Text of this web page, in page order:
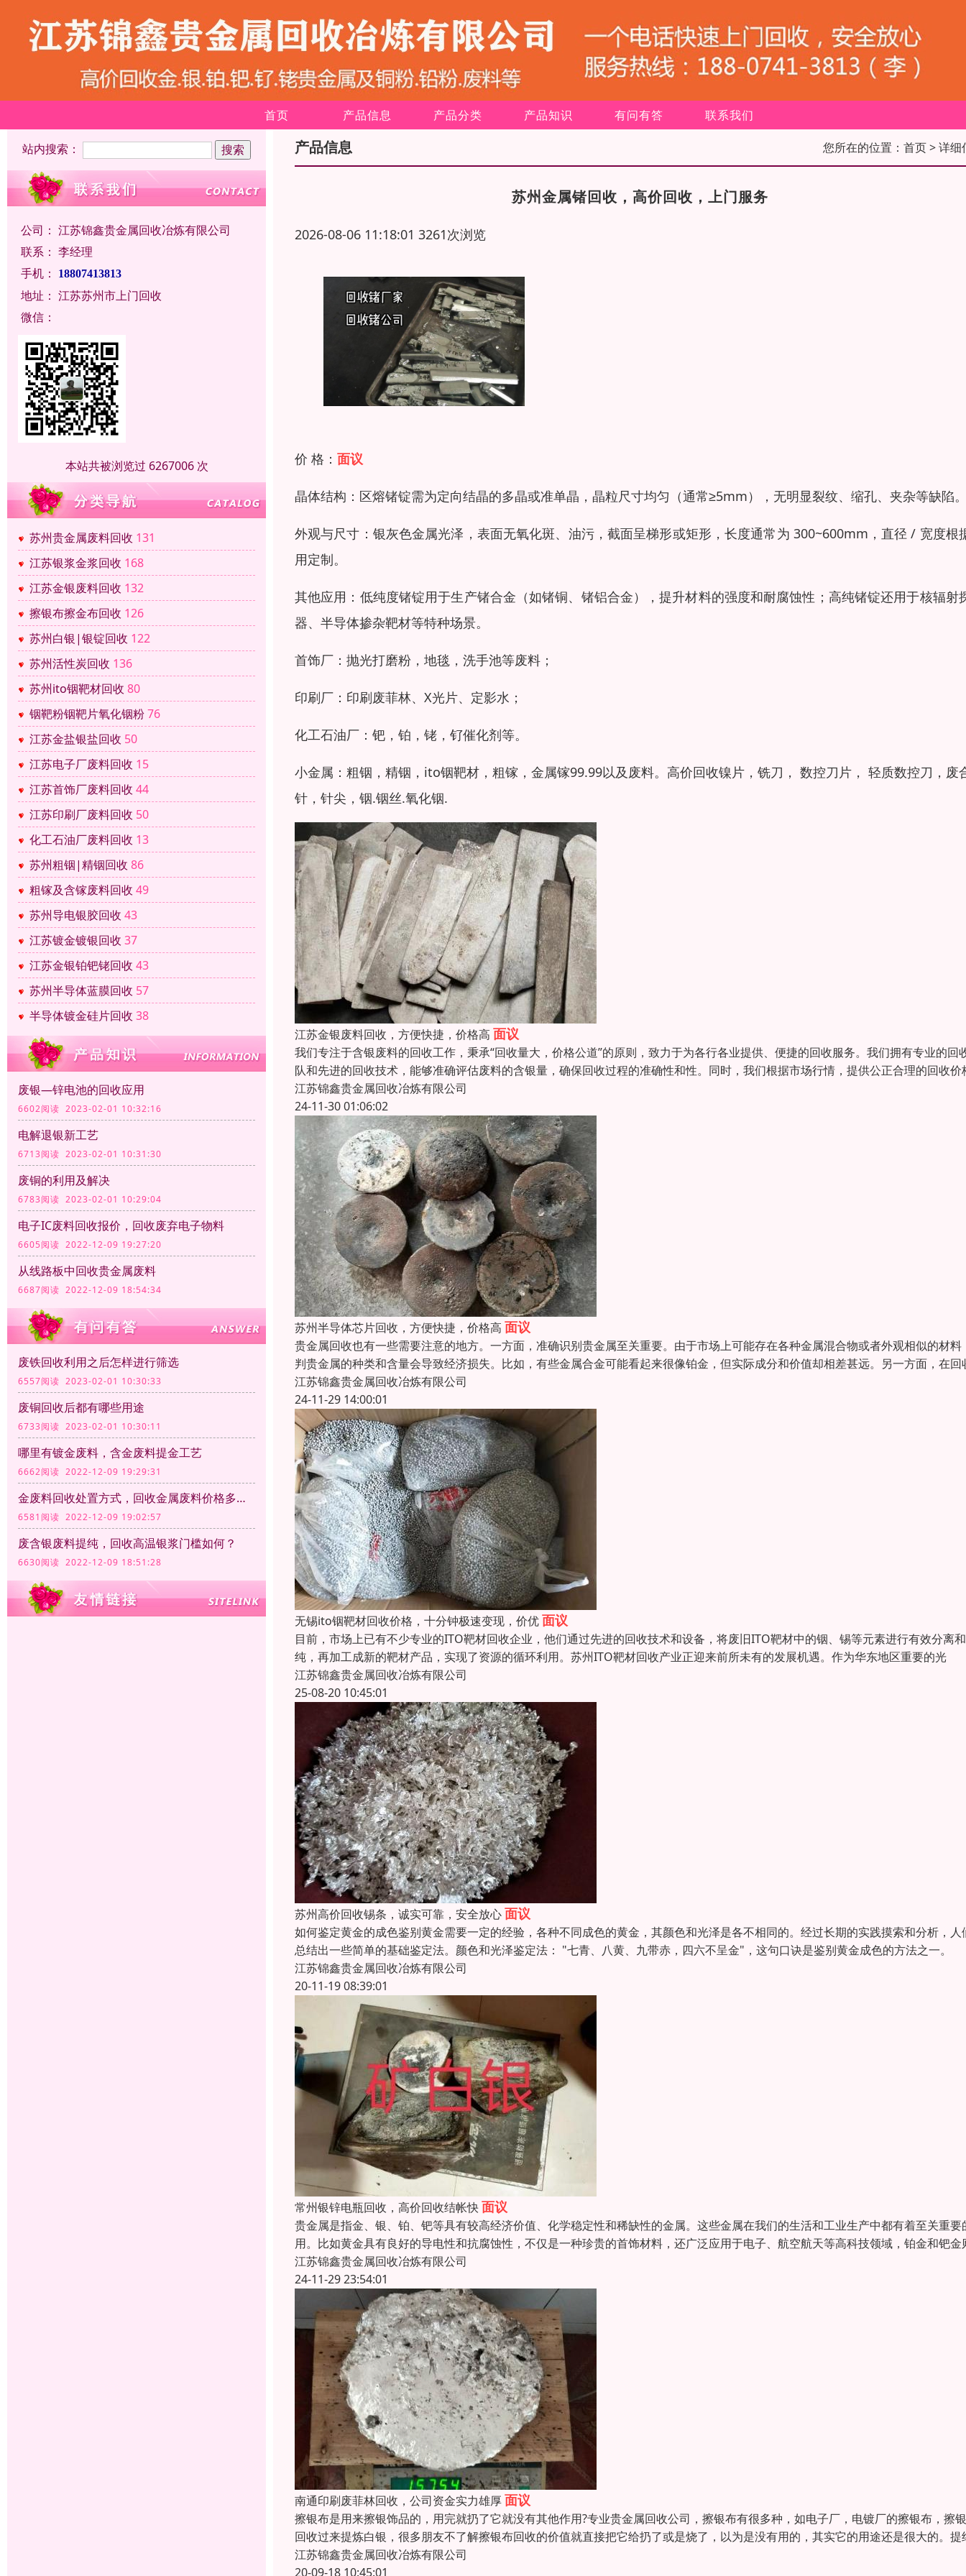
首页 产品信息 产品分类 产品知识 有问有答 联系我们
站内搜索：
公司： 江苏锦鑫贵金属回收冶炼有限公司
联系： 李经理
手机：
18807413813
地址： 江苏苏州市上门回收
微信：
本站共被浏览过 6267006 次
苏州贵金属废料回收 131
江苏银浆金浆回收 168
江苏金银废料回收 132
擦银布擦金布回收 126
苏州白银|银锭回收 122
苏州活性炭回收 136
苏州ito铟靶材回收 80
铟靶粉铟靶片氧化铟粉76
江苏金盐银盐回收 50
江苏电子厂废料回收 15
江苏首饰厂废料回收 44
江苏印刷厂废料回收 50
化工石油厂废料回收 13
苏州粗铟|精铟回收 86
粗镓及含镓废料回收 49
苏州导电银胶回收 43
江苏镀金镀银回收 37
江苏金银铂钯铑回收 43
苏州半导体蓝膜回收 57
半导体镀金硅片回收 38
废银—锌电池的回收应用
6602阅读 2023-02-01 10:32:16
电解退银新工艺
6713阅读 2023-02-01 10:31:30
废铜的利用及解决
6783阅读 2023-02-01 10:29:04
电子IC废料回收报价，回收废弃电子物料
6605阅读 2022-12-09 19:27:20
从线路板中回收贵金属废料
6687阅读 2022-12-09 18:54:34
废铁回收利用之后怎样进行筛选
6557阅读 2023-02-01 10:30:33
废铜回收后都有哪些用途
6733阅读 2023-02-01 10:30:11
哪里有镀金废料，含金废料提金工艺
6662阅读 2022-12-09 19:29:31
金废料回收处置方式，回收金属废料价格多少钱一公斤？
6581阅读 2022-12-09 19:02:57
废含银废料提纯，回收高温银浆门槛如何？
6630阅读 2022-12-09 18:51:28
产品信息 您所在的位置： 首页> 详细
苏州金属锗回收，高价回收，上门服务
2026-08-06 11:18:01 3261次浏览
价 格： 面议
晶体结构：区熔锗锭需为定向结晶的多晶或准单晶，晶粒尺寸均匀（通常≥5mm），无明显裂纹、缩孔、夹杂等缺陷
外观与尺寸：银灰色金属光泽，表面无氧化斑、油污，截面呈梯形或矩形，长度通常为 300~600mm，直径 / 宽度根
用定制。
其他应用：低纯度锗锭用于生产锗合金（如锗铜、锗铝合金），提升材料的强度和耐腐蚀性；高纯锗锭还用于核辐射
器、半导体掺杂靶材等特种场景。
首饰厂：抛光打磨粉，地毯，洗手池等废料；
印刷厂：印刷废菲林、X光片、定影水；
化工石油厂：钯，铂，铑，钌催化剂等。
小金属：粗铟，精铟，ito铟靶材，粗镓，金属镓99.99以及废料。高价回收镍片，铣刀， 数控刀片， 轻质数控刀，废
针，针尖，铟.铟丝.氧化铟.
江苏金银废料回收，方便快捷，价格高 面议
我们专注于含银废料的回收工作，秉承“回收量大，价格公道”的原则，致力于为各行各业提供、便捷的回收服务。我们拥有专业的回
队和先进的回收技术，能够准确评估废料的含银量，确保回收过程的准确性和性。同时，我们根据市场行情，提供公正合理的回收价
江苏锦鑫贵金属回收冶炼有限公司
24-11-30 01:06:02
苏州半导体芯片回收，方便快捷，价格高 面议
贵金属回收也有一些需要注意的地方。一方面，准确识别贵金属至关重要。由于市场上可能存在各种金属混合物或者外观相似的材料
判贵金属的种类和含量会导致经济损失。比如，有些金属合金可能看起来很像铂金，但实际成分和价值却相差甚远。另一方面，在回
江苏锦鑫贵金属回收冶炼有限公司
24-11-29 14:00:01
无锡ito铟靶材回收价格，十分钟极速变现，价优面议
目前，市场上已有不少专业的ITO靶材回收企业，他们通过先进的回收技术和设备，将废旧ITO靶材中的铟、锡等元素进行有效分离
纯，再加工成新的靶材产品，实现了资源的循环利用。苏州ITO靶材回收产业正迎来前所未有的发展机遇。作为华东地区重要的光
江苏锦鑫贵金属回收冶炼有限公司
25-08-20 10:45:01
苏州高价回收锡条，诚实可靠，安全放心面议
如何鉴定黄金的成色鉴别黄金需要一定的经验，各种不同成色的黄金，其颜色和光泽是各不相同的。经过长期的实践摸索和分析，人
总结出一些简单的基础鉴定法。颜色和光泽鉴定法： "七青、八黄、九带赤，四六不呈金"，这句口诀是鉴别黄金成色的方法之一。
江苏锦鑫贵金属回收冶炼有限公司
20-11-19 08:39:01
常州银锌电瓶回收，高价回收结帐快面议
贵金属是指金、银、铂、钯等具有较高经济价值、化学稳定性和稀缺性的金属。这些金属在我们的生活和工业生产中都有着至关重要
用。比如黄金具有良好的导电性和抗腐蚀性，不仅是一种珍贵的首饰材料，还广泛应用于电子、航空航天等高科技领域，铂金和钯金
江苏锦鑫贵金属回收冶炼有限公司
24-11-29 23:54:01
南通印刷废菲林回收，公司资金实力雄厚面议
擦银布是用来擦银饰品的，用完就扔了它就没有其他作用?专业贵金属回收公司，擦银布有很多种，如电子厂，电镀厂的擦银布，擦
回收过来提炼白银，很多朋友不了解擦银布回收的价值就直接把它给扔了或是烧了，以为是没有用的，其实它的用途还是很大的。提
江苏锦鑫贵金属回收冶炼有限公司
20-09-18 10:45:01